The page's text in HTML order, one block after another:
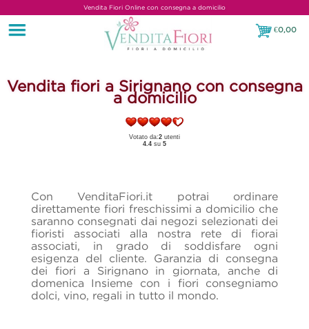
Vendita Fiori Online con consegna a domicilio
€0,00
€0,00
Vendita fiori a Sirignano con consegna
a domicilio
Votato da:2 utenti
4.4 su 5
Con VenditaFiori.it potrai ordinare
direttamente fiori freschissimi a domicilio che
saranno consegnati dai negozi selezionati dei
fioristi associati alla nostra rete di fiorai
associati, in grado di soddisfare ogni
esigenza del cliente. Garanzia di consegna
dei fiori a Sirignano in giornata, anche di
domenica Insieme con i fiori consegniamo
dolci, vino, regali in tutto il mondo.